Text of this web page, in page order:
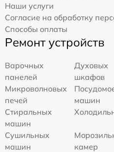
Наши услуги
Согласие на обработку
Способы оплаты
Ремонт устройств
Варочных
панелей
Духовых
шкафов
Микроволновых
печей
машин
Стиральных
машин
Сушильных
машин
камер